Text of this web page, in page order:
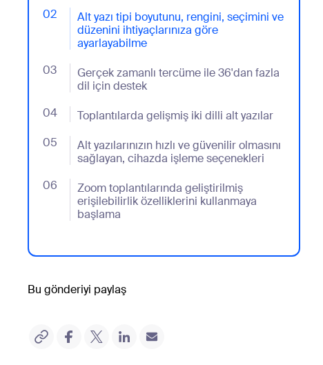
02
Alt yazı tipi boyutunu, rengini, seçimini ve
düzenini ihtiyaçlarınıza göre
ayarlayabilme
- Jumplink to Alt yazı tipi boyutunu, rengini, seçimini ve
03
Gerçek zamanlı tercüme ile 36'dan fazla
dil için destek
- Jumplink to Gerçek zamanlı tercüme ile 36'dan fazla
04 Toplantılarda gelişmiş iki dilli alt yazılar
- Jumplink to Toplantılarda gelişmiş iki dilli alt yazılar
05
Alt yazılarınızın hızlı ve güvenilir olmasını
sağlayan, cihazda işleme seçenekleri
- Jumplink to Alt yazılarınızın hızlı ve güvenilir
06
Zoom toplantılarında geliştirilmiş
erişilebilirlik özelliklerini kullanmaya
başlama
- Jumplink to Zoom toplantılarında geliştirilmiş
Bu gönderiyi paylaş